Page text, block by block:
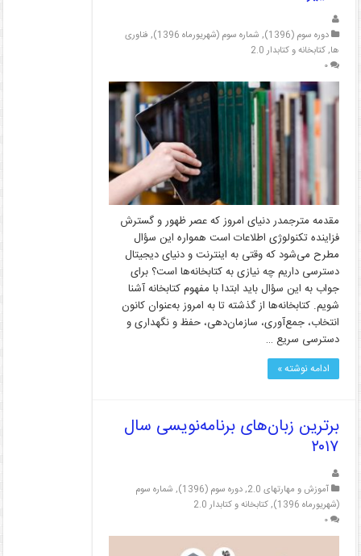
دوره سوم (1396) , شماره سوم (شهریورماه 1396) , فناوری
ها,کتابخانه و کتابدار 2.0
۰
مقدمه مترجمدر دنیای امروز که عصر ظهور و گسترش
فزاینده تکنولوژی اطلاعات است همواره این سؤال
مطرح می‌شود که وقتی به اینترنت و دنیای دیجیتال
دسترسی داریم چه نیازی به کتابخانه‌ها است؟ برای
جواب به این سؤال باید ابتدا با مفهوم کتابخانه آشنا
شویم. کتابخانه‌ها از گذشته تا به امروز به‌عنوان کانون
انتخاب، جمع‌آوری، سازمان‌دهی، حفظ و نگهداری و
دسترسی سریع …
ادامه نوشته »
برترین زبان‌های برنامه‌نویسی سال
۲۰۱۷
آموزش و مهارتهای 2.0 ,دوره سوم (1396) , شماره سوم
(شهریورماه 1396)
,کتابخانه و کتابدار 2.0
۰